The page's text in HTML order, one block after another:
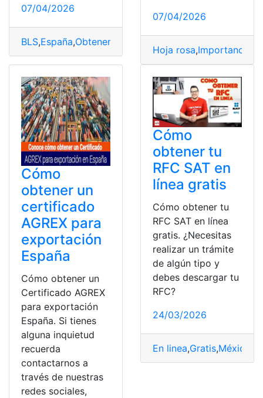
07/04/2026
BLS,España,Obtener
07/04/2026
Hoja rosa,Importancia
Cómo
obtener un
certificado
AGREX para
exportación
España
Cómo obtener un
Certificado AGREX
para exportación
España. Si tienes
alguna inquietud
recuerda
contactarnos a
través de nuestras
redes sociales,
Cómo
obtener tu
RFC SAT en
línea gratis
Cómo obtener tu
RFC SAT en línea
gratis. ¿Necesitas
realizar un trámite
de algún tipo y
debes descargar tu
RFC?
24/03/2026
En linea,Gratis,México